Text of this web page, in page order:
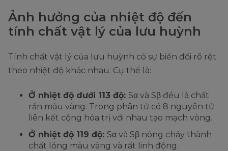
Ảnh hưởng của nhiệt độ đến
tính chất vật lý của lưu huỳnh
Tính chất vật lý của lưu huỳnh có sự biến đổi rõ rệt
theo nhiệt độ khác nhau. Cụ thể là:
Ở nhiệt độ dưới 113 độ: Sα và Sβ đều là chất
rắn màu vàng. Trong phân tử có 8 nguyên tử
liên kết cộng hóa trị với nhau tạo mạch vòng.
Ở nhiệt độ 119 độ: Sα và Sβ nóng chảy thành
chất lỏng màu vàng và rất linh động.